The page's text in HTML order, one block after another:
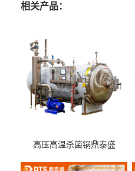
相关产品：
高压高温杀菌锅鼎泰盛